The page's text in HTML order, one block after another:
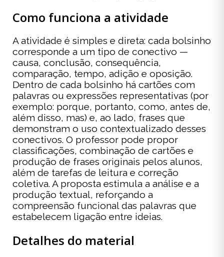
Como funciona a atividade
A atividade é simples e direta: cada bolsinho
corresponde a um tipo de conectivo —
causa, conclusão, consequência,
comparação, tempo, adição e oposição.
Dentro de cada bolsinho há cartões com
palavras ou expressões representativas (por
exemplo: porque, portanto, como, antes de,
além disso, mas) e, ao lado, frases que
demonstram o uso contextualizado desses
conectivos. O professor pode propor
classificações, combinação de cartões e
produção de frases originais pelos alunos,
além de tarefas de leitura e correção
coletiva. A proposta estimula a análise e a
produção textual, reforçando a
compreensão funcional das palavras que
estabelecem ligação entre ideias.
Detalhes do material